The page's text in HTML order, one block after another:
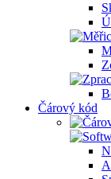
Čárový kód